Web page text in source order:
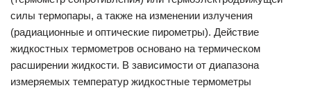
силы термопары, а также на изменении излучения
(радиационные и оптические пирометры). Действие
жидкостных термометров основано на термическом
расширении жидкости. В зависимости от диапазона
измеряемых температур жидкостные термометры